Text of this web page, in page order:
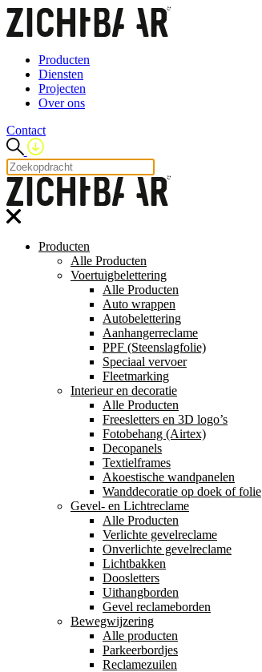
Producten
Diensten
Projecten
Over ons
Contact
Producten
Alle Producten
Voertuigbelettering
Alle Producten
Auto wrappen
Autobelettering
Aanhangerreclame
PPF (Steenslagfolie)
Speciaal vervoer
Fleetmarking
Interieur en decoratie
Alle Producten
Freesletters en 3D logo’s
Fotobehang (Airtex)
Decopanels
Textielframes
Akoestische wandpanelen
Wanddecoratie op doek of folie
Gevel- en Lichtreclame
Alle Producten
Verlichte gevelreclame
Onverlichte gevelreclame
Lichtbakken
Doosletters
Uithangborden
Gevel reclameborden
Bewegwijzering
Alle producten
Parkeerbordjes
Reclamezuilen